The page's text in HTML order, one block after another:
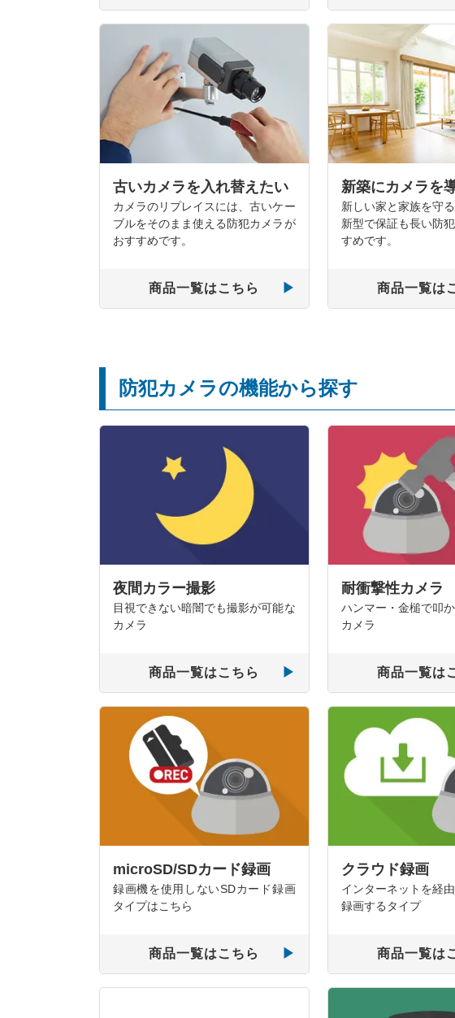
古いカメラを入れ替えたい
カメラのリプレイスには、古いケー
ブルをそのまま使える防犯カメラが
おすすめです。
商品一覧はこちら
新築にカメラを
新しい家と家族を守
新型で保証も長い防
すめです。
商品一覧は
防犯カメラの機能から探す
夜間カラー撮影
目視できない暗闇でも撮影が可能な
カメラ
商品一覧はこちら
耐衝撃性カメラ
ハンマー・金槌で叩
カメラ
商品一覧は
microSD/SDカード録画
録画機を使用しないSDカード録画
タイプはこちら
商品一覧はこちら
クラウド録画
インターネットを経
録画するタイプ
商品一覧は